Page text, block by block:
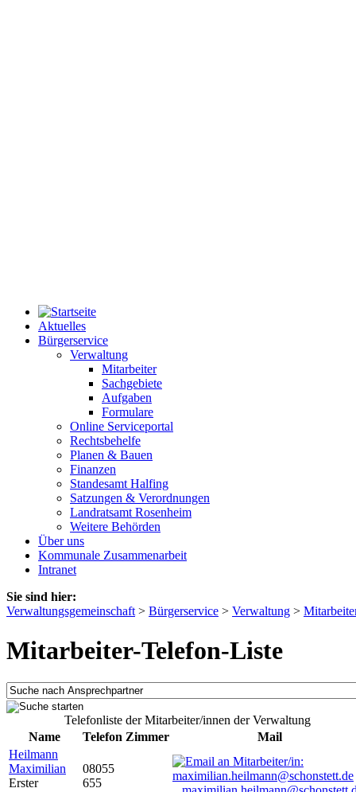
Aktuelles
Bürgerservice
Verwaltung
Mitarbeiter
Sachgebiete
Aufgaben
Formulare
Online Serviceportal
Rechtsbehelfe
Planen & Bauen
Finanzen
Standesamt Halfing
Satzungen & Verordnungen
Landratsamt Rosenheim
Weitere Behörden
Über uns
Kommunale Zusammenarbeit
Intranet
Sie sind hier:
Verwaltungsgemeinschaft > Bürgerservice > Verwaltung >
Mitarbeiter-Telefon-Liste
Telefonliste der Mitarbeiter/innen der Verwaltung
Name
Telefon Zimmer
Mail
Heilmann
Maximilian
Erster
08055
655